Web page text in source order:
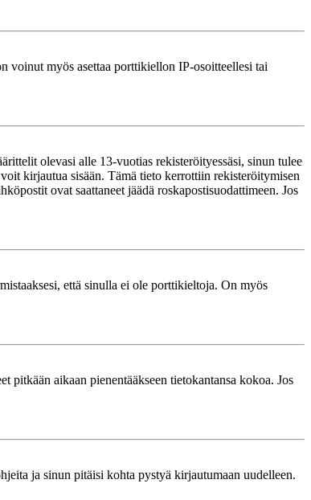
voinut myös asettaa porttikiellon IP-osoitteellesi tai
olevasi alle 13-vuotias rekisteröityessäsi, sinun tulee
kirjautua sisään. Tämä tieto kerrottiin rekisteröitymisen
ovat saattaneet jäädä roskapostisuodattimeen. Jos
että sinulla ei ole porttikieltoja. On myös
aikaan pienentääkseen tietokantansa kokoa. Jos
ja sinun pitäisi kohta pystyä kirjautumaan uudelleen.